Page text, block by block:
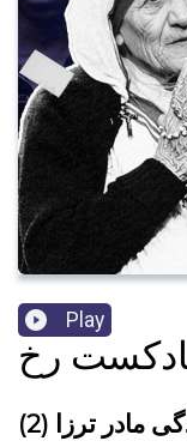
Play
رخ
مادر ترزا (2)